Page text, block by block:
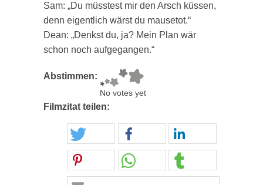
Sam: „Du müsstest mir den Arsch küssen,
denn eigentlich wärst du mausetot.“
Dean: „Denkst du, ja? Mein Plan wär
schon noch aufgegangen.“
Abstimmen:
No votes yet
Filmzitat teilen: